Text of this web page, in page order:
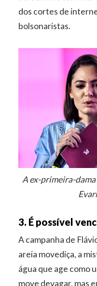
dos cortes de
bolsonaristas.
A ex-primeira-
3. É possível
A campanha de
areia movediça, a
água que age como
move devagar, mas